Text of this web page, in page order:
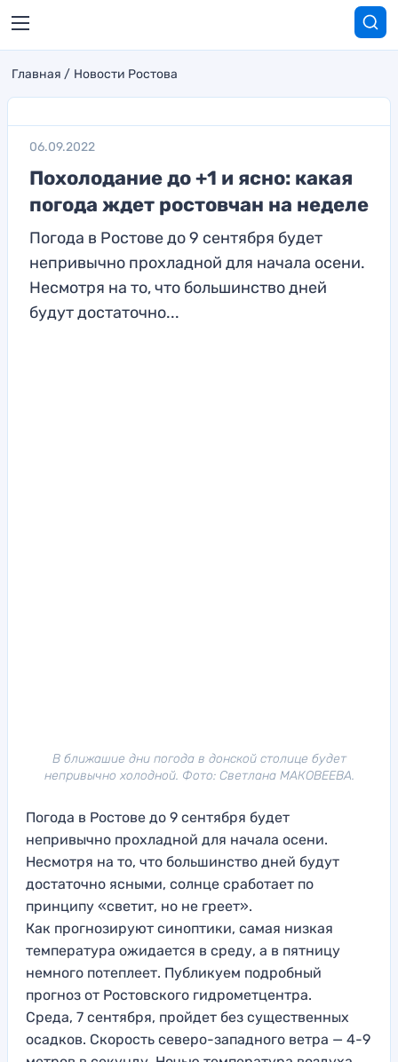
Главная Новости Ростова
06.09.2022
Похолодание до +1 и ясно: какая
погода ждет ростовчан на неделе
Погода в Ростове до 9 сентября будет
непривычно прохладной для начала осени.
Несмотря на то, что большинство дней
будут достаточно...
В ближашие дни погода в донской столице будет
непривычно холодной. Фото: Светлана МАКОВЕЕВА.
Погода в Ростове до 9 сентября будет
непривычно прохладной для начала осени.
Несмотря на то, что большинство дней будут
достаточно ясными, солнце сработает по
принципу «светит, но не греет».
Как прогнозируют синоптики, самая низкая
температура ожидается в среду, а в пятницу
немного потеплеет. Публикуем подробный
прогноз от Ростовского гидрометцентра.
Среда, 7 сентября, пройдет без существенных
осадков. Скорость северо-западного ветра — 4-9